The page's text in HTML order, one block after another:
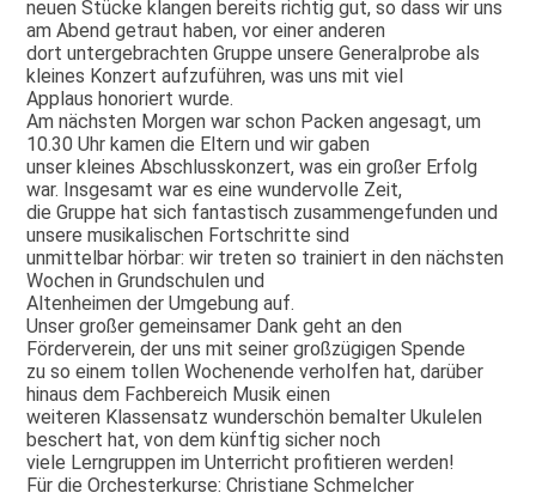
neuen Stücke klangen bereits richtig gut, so dass wir uns
am Abend getraut haben, vor einer anderen
dort untergebrachten Gruppe unsere Generalprobe als
kleines Konzert aufzuführen, was uns mit viel
Applaus honoriert wurde.
Am nächsten Morgen war schon Packen angesagt, um
10.30 Uhr kamen die Eltern und wir gaben
unser kleines Abschlusskonzert, was ein großer Erfolg
war. Insgesamt war es eine wundervolle Zeit,
die Gruppe hat sich fantastisch zusammengefunden und
unsere musikalischen Fortschritte sind
unmittelbar hörbar: wir treten so trainiert in den nächsten
Wochen in Grundschulen und
Altenheimen der Umgebung auf.
Unser großer gemeinsamer Dank geht an den
Förderverein, der uns mit seiner großzügigen Spende
zu so einem tollen Wochenende verholfen hat, darüber
hinaus dem Fachbereich Musik einen
weiteren Klassensatz wunderschön bemalter Ukulelen
beschert hat, von dem künftig sicher noch
viele Lerngruppen im Unterricht profitieren werden!
Für die Orchesterkurse: Christiane Schmelcher